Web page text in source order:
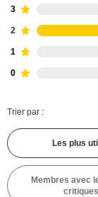
3
2
1
0
Trier par :
Les plus
Membres avec
critiques